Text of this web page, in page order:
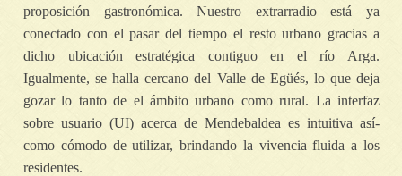
proposición gastronómica. Nuestro extrarradio está ya
conectado con el pasar del tiempo el resto urbano gracias a
dicho ubicación estratégica contiguo en el río Arga.
Igualmente, se halla cercano del Valle de Egüés, lo que deja
gozar lo tanto de el ámbito urbano como rural. La interfaz
sobre usuario (UI) acerca de Mendebaldea es intuitiva así­
como cómodo de utilizar, brindando la vivencia fluida a los
residentes.